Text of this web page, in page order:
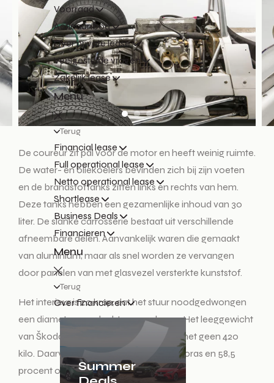
Voorraad
Actieaanbod
Over private lease
Veelgestelde vragen
Zakelijk lease
Menu
Terug
Financial lease
Full operational lease
Netto operational lease
Shortlease
Business Deals
Financieren
Menu
Terug
Over financieren
Summer
De coureur zit pal voor de motor en heeft weinig ruimte.
De water- en oliekoelers bevinden zich bij zijn voeten
en de brandstoftanks zitten links en rechts van hem.
Deze tanks hebben een gezamenlijke inhoud van 30
liter. De slanke carrosserie bestaat uit verschillende
afneembare delen. Aanvankelijk waren die gemaakt
van aluminium, maar als snel worden ze vervangen
door panelen van met glasvezel versterkte kunststof.
Het interieur is zo krap, dat het stuur noodgedwongen
een diameter van slechts 30 cm kreeg. Het leeggewicht
van Škoda’s Formule 3-auto bedraagt net geen 420
kilo. Daarvan rust 41,5 procent op de vooras en 58,5
procent op de achteras.